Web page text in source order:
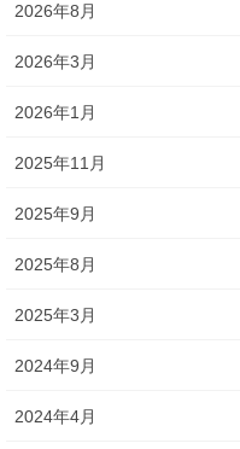
2026年8月
2026年3月
2026年1月
2025年11月
2025年9月
2025年8月
2025年3月
2024年9月
2024年4月